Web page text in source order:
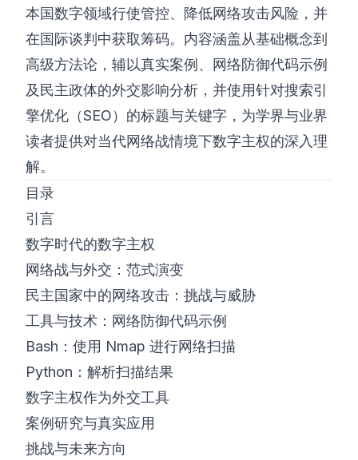
本国数字领域行使管控、降低网络攻击风险，并
在国际谈判中获取筹码。内容涵盖从基础概念到
高级方法论，辅以真实案例、网络防御代码示例
及民主政体的外交影响分析，并使用针对搜索引
擎优化（SEO）的标题与关键字，为学界与业界
读者提供对当代网络战情境下数字主权的深入理
解。
目录
引言
数字时代的数字主权
网络战与外交：范式演变
民主国家中的网络攻击：挑战与威胁
工具与技术：网络防御代码示例
Bash：使用 Nmap 进行网络扫描
Python：解析扫描结果
数字主权作为外交工具
案例研究与真实应用
挑战与未来方向